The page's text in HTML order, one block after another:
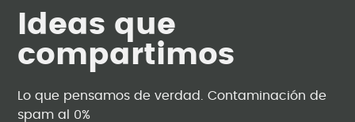
Ideas que
compartimos
Lo que pensamos de verdad. Contaminación de
spam al 0%